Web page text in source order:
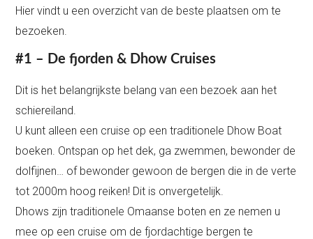
Hier vindt u een overzicht van de beste plaatsen om te
bezoeken.
#1 – De fjorden & Dhow Cruises
Dit is het belangrijkste belang van een bezoek aan het
schiereiland.
U kunt alleen een cruise op een traditionele Dhow Boat
boeken. Ontspan op het dek, ga zwemmen, bewonder de
dolfijnen… of bewonder gewoon de bergen die in de verte
tot 2000m hoog reiken! Dit is onvergetelijk.
Dhows zijn traditionele Omaanse boten en ze nemen u
mee op een cruise om de fjordachtige bergen te